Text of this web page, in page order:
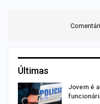
Últimas
Jovem é